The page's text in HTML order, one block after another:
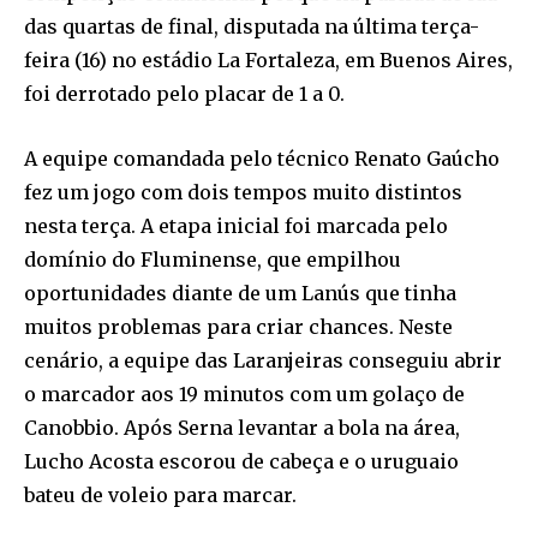
das quartas de final, disputada na última terça-
feira (16) no estádio La Fortaleza, em Buenos Aires,
foi derrotado pelo placar de 1 a 0.
A equipe comandada pelo técnico Renato Gaúcho
fez um jogo com dois tempos muito distintos
nesta terça. A etapa inicial foi marcada pelo
domínio do Fluminense, que empilhou
oportunidades diante de um Lanús que tinha
muitos problemas para criar chances. Neste
cenário, a equipe das Laranjeiras conseguiu abrir
o marcador aos 19 minutos com um golaço de
Canobbio. Após Serna levantar a bola na área,
Lucho Acosta escorou de cabeça e o uruguaio
bateu de voleio para marcar.